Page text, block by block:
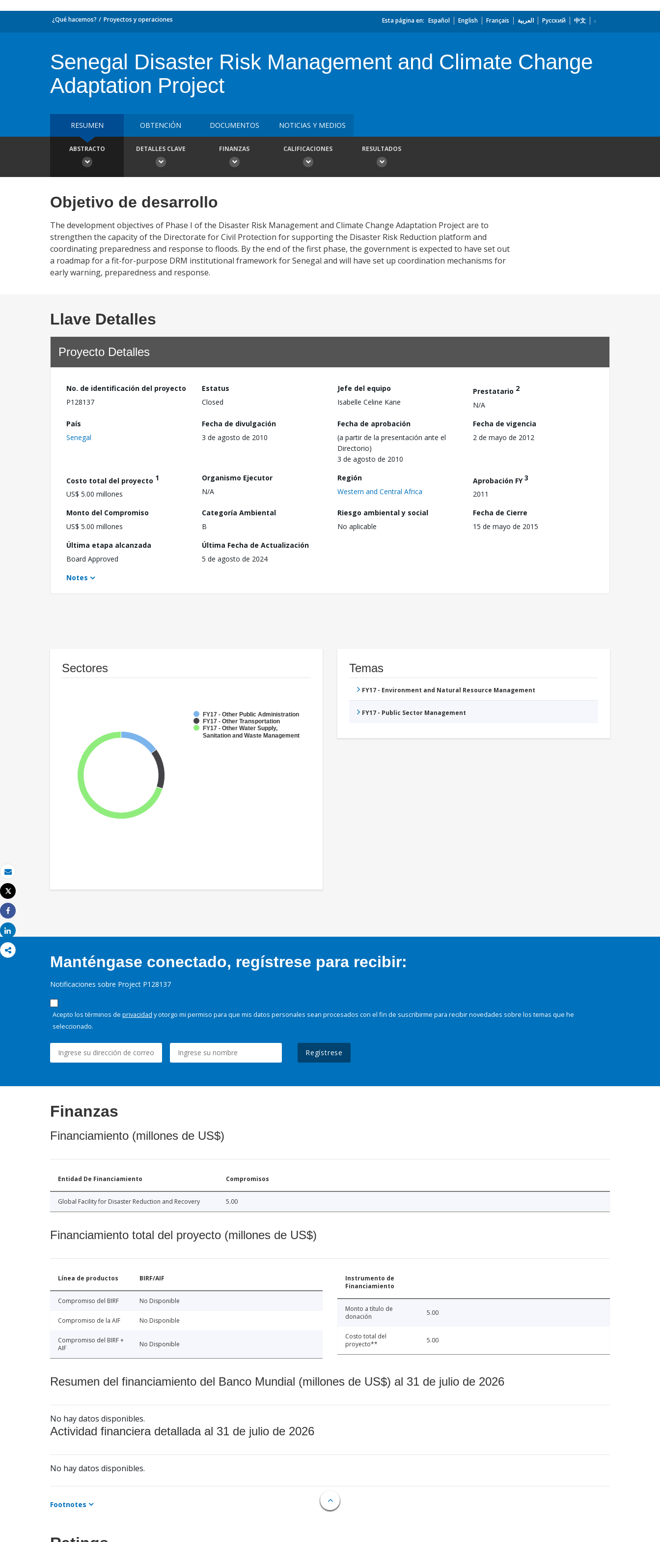
Correo electrónico
Imprimir
Tweet
Share
Share
¿Qué hacemos? Proyectos y operaciones Esta página en: Español English Français العربية Русский 中文
Senegal Disaster Risk Management and Climate Change
Adaptation Project
RESUMEN OBTENCIÓN DOCUMENTOS NOTICIAS Y MEDIOS
ABSTRACTO DETALLES CLAVE FINANZAS CALIFICACIONES RESULTADOS
Objetivo de desarrollo
The development objectives of Phase I of the Disaster Risk Management and Climate Change Adaptation Project are to
strengthen the capacity of the Directorate for Civil Protection for supporting the Disaster Risk Reduction platform and
coordinating preparedness and response to floods. By the end of the first phase, the government is expected to have set out
a roadmap for a fit-for-purpose DRM institutional framework for Senegal and will have set up coordination mechanisms for
early warning, preparedness and response.
Llave Detalles
Proyecto Detalles
No. de identificación del proyecto
P128137
Estatus
Closed
Jefe del equipo
Isabelle Celine Kane
Prestatario 2
N/A
País
Senegal
Fecha de divulgación
3 de agosto de 2010
Fecha de aprobación
(a partir de la presentación ante el
Directorio)
3 de agosto de 2010
Fecha de vigencia
2 de mayo de 2012
Costo total del proyecto 1
US$ 5.00 millones
Organismo Ejecutor
N/A
Región
Western and Central Africa
Aprobación FY3
2011
Monto del Compromiso
US$ 5.00 millones
Categoría Ambiental
B
Riesgo ambiental y social
No aplicable
Fecha de Cierre
15 de mayo de 2015
Última etapa alcanzada
Board Approved
Última Fecha de Actualización
5 de agosto de 2024
Notes
Sectores
FY17 - Other Public Administration
FY17 - Other Transportation
FY17 - Other Water Supply,
Sanitation and Waste Management
Temas
FY17 - Environment and Natural Resource Management
FY17 - Public Sector Management
Manténgase conectado, regístrese para recibir:
Notificaciones sobre Project P128137
Acepto los términos de privacidad y otorgo mi permiso para que mis datos personales sean procesados con el fin de suscribirme para recibir novedades sobre los temas que he
seleccionado.
Regístrese
Finanzas
Financiamiento (millones de US$)
Entidad De Financiamiento Compromisos
Global Facility for Disaster Reduction and Recovery 5.00
Financiamiento total del proyecto (millones de US$)
Línea de productos BIRF/AIF
Compromiso del BIRF No Disponible
Compromiso de la AIF No Disponible
Compromiso del BIRF +
AIF
No Disponible
Instrumento de
Financiamiento
Monto a título de
donación
5.00
Costo total del
proyecto**
5.00
Resumen del financiamiento del Banco Mundial (millones de US$) al 31 de julio de 2026
No hay datos disponibles.
Actividad financiera detallada al 31 de julio de 2026
No hay datos disponibles.
Footnotes